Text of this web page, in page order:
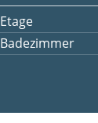
Etage
Badezimmer